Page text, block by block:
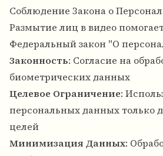
Соблюдение Закона о
Размытие лиц в видео
Федеральный закон "О
Законность: Согласие на
биометрических данных
Целевое Ограничение:
персональных данных только
целей
Минимизация Данных: